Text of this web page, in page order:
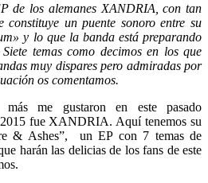
de los alemanes XANDRIA, con tan
un puente sonoro entre su
y lo que la banda está preparando
temas como decimos en los que
muy dispares pero admiradas por
os comentamos.
me gustaron en este pasado
fue XANDRIA. Aquí tenemos su
& Ashes”, un EP con 7 temas de
harán las delicias de los fans de este